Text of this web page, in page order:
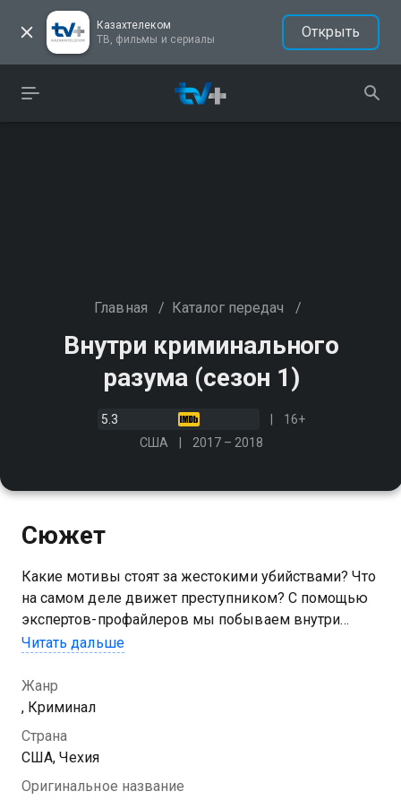
Казахтелеком
ТВ, фильмы и сериалы
Открыть
Главная / Каталог передач /
Внутри криминального
разума (сезон 1)
5.3
16+
США
2017 – 2018
Сюжет
Какие мотивы стоят за жестокими убийствами? Что
на самом деле движет преступником? С помощью
экспертов-профайлеров мы побываем внутри
криминального разума и узнаем ответы на эти
Посмотреть онлайн 1 сезон сериала Внутри
криминального разума вы можете совершенно
бесплатно в хорошем HD качестве на Казахтелеком
Читать дальше
Жанр
, Криминал
Страна
США, Чехия
Оригинальное название